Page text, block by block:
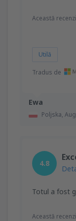
Ewa
Poljska,
Această
Utilă
Tradus de
4.8
Totul a fost
Această